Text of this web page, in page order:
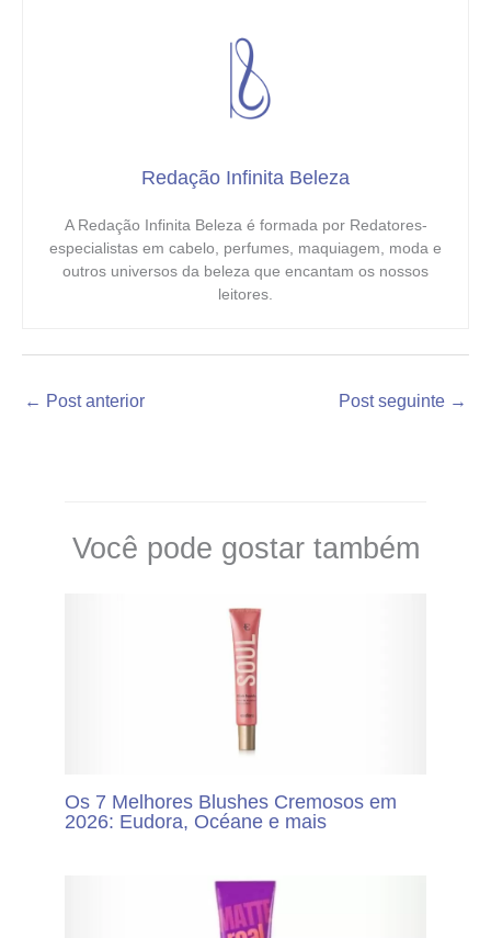
Redação Infinita Beleza
A Redação Infinita Beleza é formada por Redatores-
especialistas em cabelo, perfumes, maquiagem, moda e
outros universos da beleza que encantam os nossos
leitores.
← Post anterior Post seguinte →
Você pode gostar também
Os 7 Melhores Blushes Cremosos em
2026: Eudora, Océane e mais